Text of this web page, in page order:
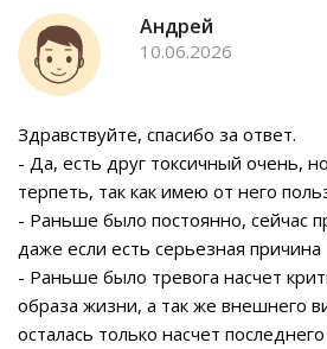
Андрей
10.06.2026
Здравствуйте, спасибо за ответ.
- Да, есть друг токсичный очень,
терпеть, так как имею от него
- Раньше было постоянно, сейчас
даже если есть серьезная причина
- Раньше было тревога насчет
образа жизни, а так же внешнего
осталась только насчет последнего